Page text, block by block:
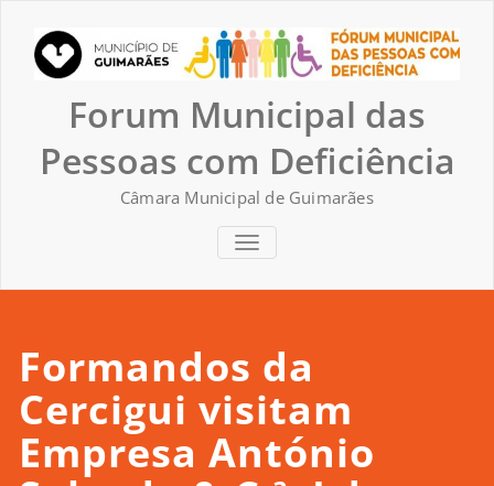
content
Forum Municipal das
Pessoas com Deficiência
Câmara Municipal de Guimarães
TOGGLE NAVIGATION
Formandos da
Cercigui visitam
Empresa António